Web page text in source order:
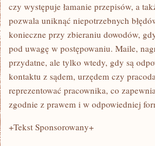
czy występuje łamanie przepisów, a
pozwala uniknąć niepotrzebnych
konieczne przy zbieraniu dowodów,
pod uwagę w postępowaniu. Maile,
przydatne, ale tylko wtedy, gdy są
kontaktu z sądem, urzędem czy
reprezentować pracownika, co
zgodnie z prawem i w odpowiedniej
+Tekst Sponsorowany+